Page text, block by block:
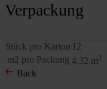
Verpackung
Stück pro Karton 12
m2 pro Packung 4,32 m2
Back